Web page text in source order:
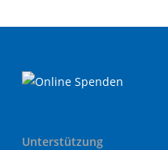
Unterstützung